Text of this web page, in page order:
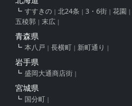
すすきの 北24条 3・6街 花園
五稜郭
末広
青森県
本八戸 長横町 新町通り
岩手県
盛岡大通商店街
宮城県
国分町